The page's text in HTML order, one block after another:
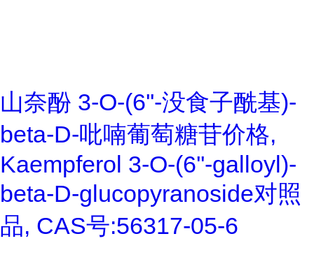
山奈酚 3-O-(6''-没食子酰基)-
beta-D-吡喃葡萄糖苷价格,
Kaempferol 3-O-(6''-galloyl)-
beta-D-glucopyranoside对照
品, CAS号:56317-05-6